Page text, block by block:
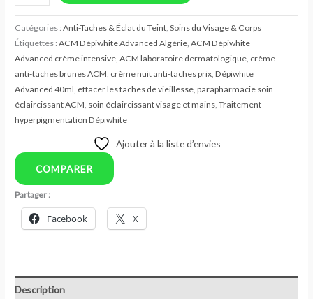
Catégories :Anti-Taches & Éclat du Teint,Soins du Visage & Corps
Étiquettes :ACM Dépiwhite Advanced Algérie,ACM Dépiwhite
Advanced crème intensive,ACM laboratoire dermatologique, crème
anti-taches brunes ACM, crème nuit anti-taches prix,Dépiwhite
Advanced 40ml, effacer les taches de vieillesse,parapharmacie soin
éclaircissant ACM, soin éclaircissant visage et mains,Traitement
hyperpigmentation Dépiwhite
Ajouter à la liste d’envies
COMPARER
Partager :
Facebook X
Description